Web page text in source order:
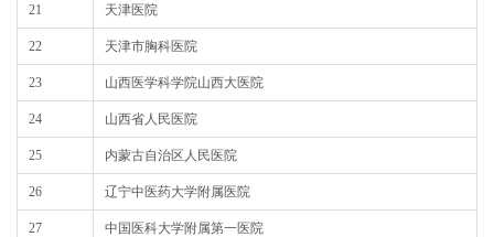
21 天津医院
22 天津市胸科医院
23 山西医学科学院山西大医院
24 山西省人民医院
25 内蒙古自治区人民医院
26 辽宁中医药大学附属医院
27 中国医科大学附属第一医院